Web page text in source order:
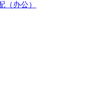
（办公）